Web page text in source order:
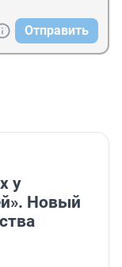
Отправить
у
Новый